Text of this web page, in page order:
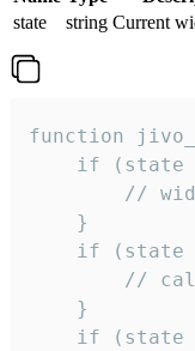
state
string Current
function
if (state
//
    }
if (state
//
    }
if (state